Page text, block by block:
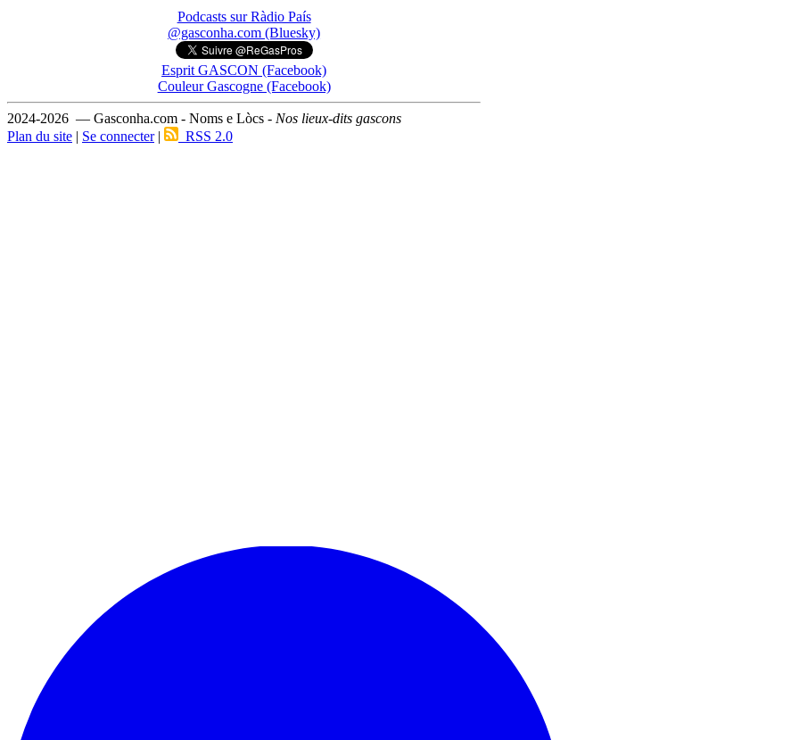
Podcasts sur Ràdio País
@gasconha.com (Bluesky)
Esprit GASCON (Facebook)
Couleur Gascogne (Facebook)
2024-2026 — Gasconha.com - Noms e Lòcs - Nos lieux-dits gascons
Plan du site | Se connecter| RSS 2.0